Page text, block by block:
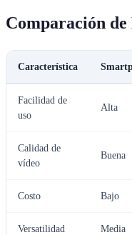
Comparación de
Característica
Facilidad de
uso
Alta
Calidad de
vídeo
Buena
Costo Bajo
Versatilidad Media